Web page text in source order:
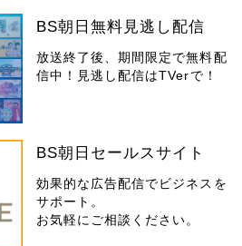
BS朝日無料見逃し配信
放送終了後、期間限定で無料配
信中！見逃し配信はTVerで！
BS朝日セールスサイト
効果的な広告配信でビジネスを
サポート。
お気軽にご相談ください。